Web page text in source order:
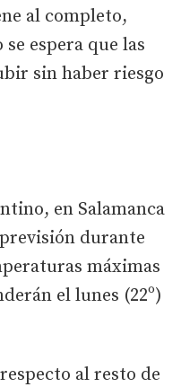
al completo,
espera que las
sin haber riesgo
en Salamanca
durante
máximas
el lunes (22º)
al resto de